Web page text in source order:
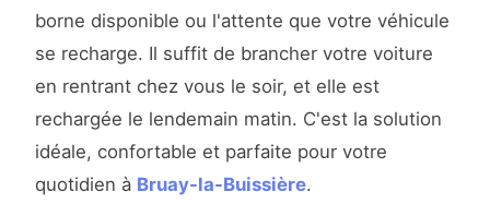
borne disponible ou l'attente que votre véhicule
se recharge. Il suffit de brancher votre voiture
en rentrant chez vous le soir, et elle est
rechargée le lendemain matin. C'est la solution
idéale, confortable et parfaite pour votre
quotidien à Bruay-la-Buissière.